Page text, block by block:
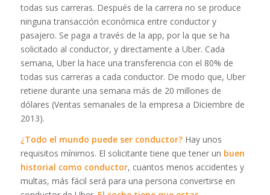
todas sus carreras. Después de la carrera no se produce
ninguna transacción económica entre conductor y
pasajero. Se paga a través de la app, por la que se ha
solicitado al conductor, y directamente a Uber. Cada
semana, Uber la hace una transferencia con el 80% de
todas sus carreras a cada conductor. De modo que, Uber
retiene durante una semana más de 20 millones de
dólares (Ventas semanales de la empresa a Diciembre de
2013).
¿Todo el mundo puede ser conductor?Hay unos
requisitos mínimos. El solicitante tiene que tener un buen
historial como conductor, cuantos menos accidentes y
multas, más fácil será para una persona convertirse en